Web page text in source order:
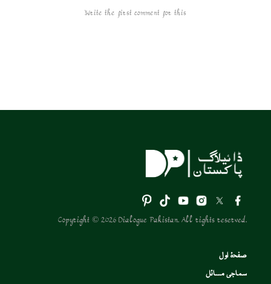
Write the first comment for this!
Copyright © 2026 Dialogue Pakistan. All rights reserved.
صفحۂ اول
سماجی مسائل